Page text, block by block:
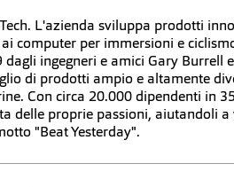
L'azienda sviluppa prodotti
computer per immersioni e
ingegneri e amici Gary Burrell
di prodotti ampio e altamente
Con circa 20.000 dipendenti in
delle proprie passioni, aiutandoli
"Beat Yesterday".